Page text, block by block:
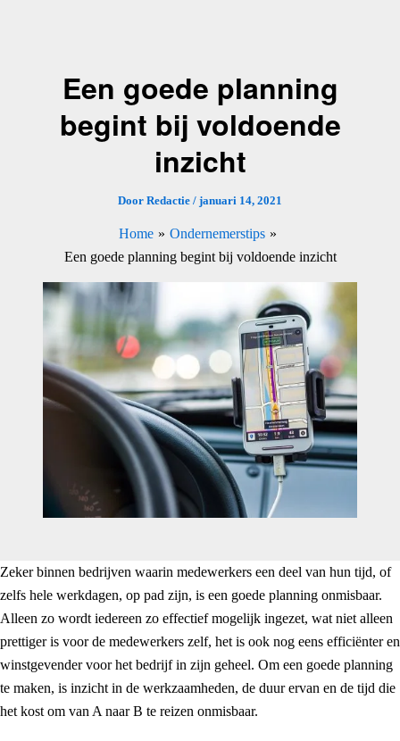
Een goede planning
begint bij voldoende
inzicht
Door Redactie / januari 14, 2021
Home
Ondernemerstips
Een goede planning begint bij voldoende inzicht
Zeker binnen bedrijven waarin medewerkers een deel van hun tijd, of
zelfs hele werkdagen, op pad zijn, is een goede planning onmisbaar.
Alleen zo wordt iedereen zo effectief mogelijk ingezet, wat niet alleen
prettiger is voor de medewerkers zelf, het is ook nog eens efficiënter en
winstgevender voor het bedrijf in zijn geheel. Om een goede planning
te maken, is inzicht in de werkzaamheden, de duur ervan en de tijd die
het kost om van A naar B te reizen onmisbaar.